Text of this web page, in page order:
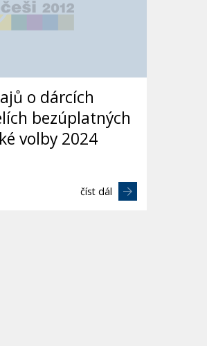
o dárcích
bezúplatných
volby 2024
číst dál